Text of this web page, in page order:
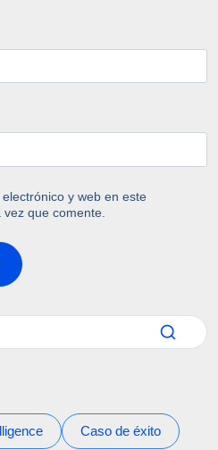
y web en este
que comente.
Caso de éxito